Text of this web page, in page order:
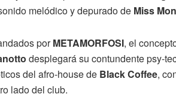
melódico y depurado de Miss
porMETAMORFOSI, el
desplegará su contundente psy-
del afro-house de Black Coffee,
lado del club.